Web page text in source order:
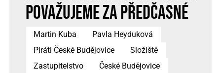
považujeme za předčasné
Martin Kuba
Pavla Heyduková
Piráti České Budějovice
Složiště
Zastupitelstvo
České Budějovice